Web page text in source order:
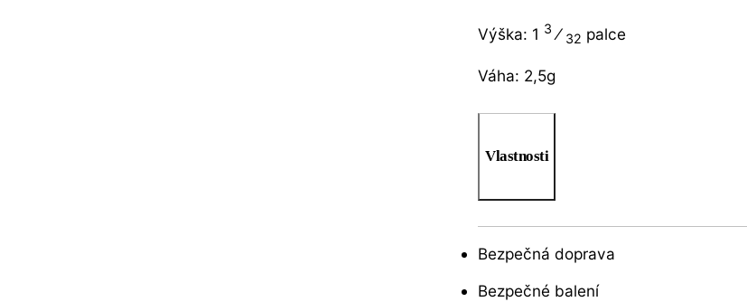
Výška: 1 3 ⁄ 32 palce
Váha: 2,5g
Vlastnosti
Bezpečná doprava
Bezpečné balení